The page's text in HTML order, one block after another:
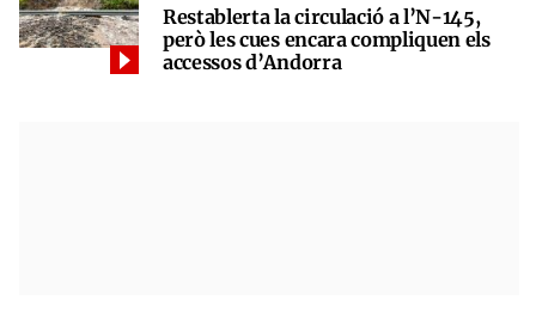
Restablerta la circulació a l’N-145,
però les cues encara compliquen els
accessos d’Andorra